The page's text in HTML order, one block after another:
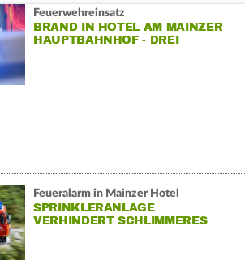
Feuerwehreinsatz
BRAND IN HOTEL AM MAINZER
HAUPTBAHNHOF - DREI
Feueralarm in Mainzer Hotel
SPRINKLERANLAGE
VERHINDERT SCHLIMMERES